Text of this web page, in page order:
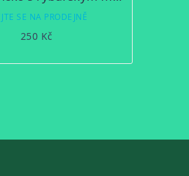
SE NA PRODEJNĚ
250 Kč